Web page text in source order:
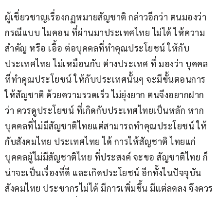
ผู้เชี่ยวชาญเรื่องกฏหมายสัญชาติ กล่าวอีกว่า ตนมองว่า
กรณีแบบ ไมคอน ที่ผ่านมาประเทศไทย ไม่ได้ ให้ความ
สำคัญ หรือ เอื้อ ต่อบุคคลที่ทำคุณประโยชน์ ให้กับ
ประเทศไทย ไม่เหมือนกับ ต่างประเทศ ที่ มองว่า บุคคล
ที่ทำคุณประโยชน์ ให้กับประเทศนั้นๆ จะมีขั้นตอนการ
ให้สัญชาติ ด้วยความรวดเร็ว ไม่ยุ่งยาก ตนจึงอยากฝาก
ว่า ควรดูประโยชน์ ที่เกิดกับประเทศไทยเป็นหลัก หาก
บุคคลที่ไม่มีสัญชาติไทยแต่สามารถทำคุณประโยชน์ ให้
กับสังคมไทย ประเทศไทย ได้ การให้สัญชาติ ไทยแก่
บุคคลผู้ไม่มีสัญชาติไทย ที่ประสงค์ จะขอ สัญชาติไทย ก็
น่าจะเป็นเรื่องที่ดี และเกิดประโยชน์ อีกทั้งในปัจจุบัน
สังคมไทย ประชากรไม่ได้ มีการเพิ่มขึ้น มีแต่ลดลง จึงควร